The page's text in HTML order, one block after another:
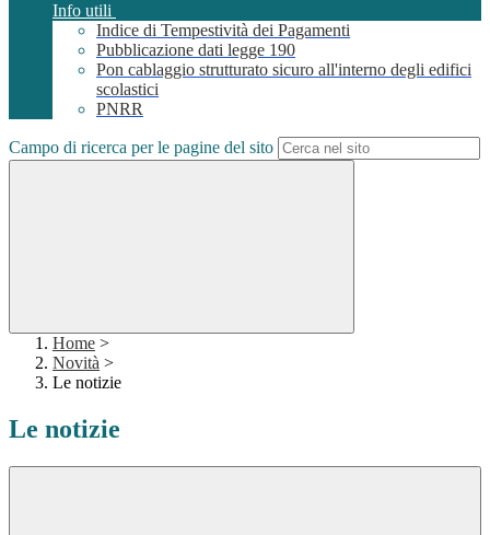
Info utili
Indice di Tempestività dei Pagamenti
Pubblicazione dati legge 190
Pon cablaggio strutturato sicuro all'interno degli edifici
scolastici
PNRR
Campo di ricerca per le pagine del sito
Home >
Novità >
Le notizie
Le notizie